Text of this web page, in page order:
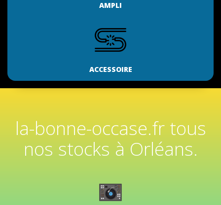
AMPLI
ACCESSOIRE
la-bonne-occase.fr tous
nos stocks à Orléans.